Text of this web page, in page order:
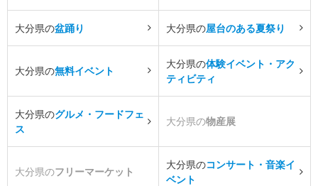
大分県の盆踊り 大分県の屋台のある夏祭り
大分県の無料イベント
大分県の体験イベント・アク
ティビティ
大分県のグルメ・フードフェ
ス
大分県の物産展
大分県のフリーマーケット
大分県のコンサート・音楽イ
ベント